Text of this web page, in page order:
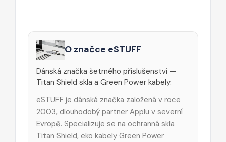
O značce eSTUFF
Dánská značka šetrného příslušenství —
Titan Shield skla a Green Power kabely.
eSTUFF je dánská značka založená v roce
2003, dlouhodobý partner Applu v severní
Evropě. Specializuje se na ochranná skla
Titan Shield, eko kabely Green Power